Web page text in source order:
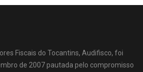
Fiscais do Tocantins, Audifisco, foi
de 2007 pautada pelo compromisso